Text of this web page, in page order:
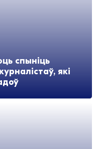
спыніць
які